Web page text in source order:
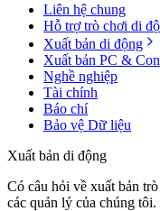
Liên hệ chung
Hỗ trợ trò chơi di
Xuất bản di động
Xuất bản PC &
Nghề nghiệp
Tài chính
Báo chí
Bảo vệ Dữ liệu
Xuất bản di động
Có câu hỏi về xuất bản
các quản lý của chúng tôi.